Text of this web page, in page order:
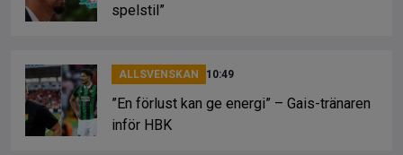
spelstil”
ALLSVENSKAN 10:49
”En förlust kan ge energi” – Gais-tränaren
inför HBK